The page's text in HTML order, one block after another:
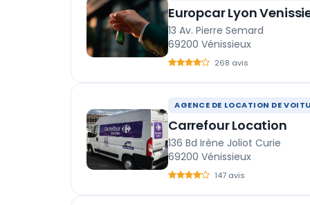
Europcar Lyon
13 Av. Pierre Semard
69200 Vénissieux
268 avis
AGENCE DE LOCATION DE
Carrefour Location
136 Bd Irène Joliot Curie
69200 Vénissieux
147 avis